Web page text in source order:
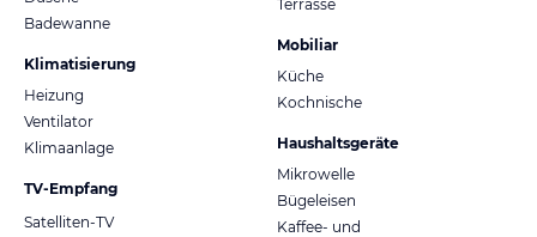
Badewanne
Klimatisierung
Heizung
Ventilator
Klimaanlage
TV-Empfang
Satelliten-TV
Terrasse
Mobiliar
Küche
Kochnische
Haushaltsgeräte
Mikrowelle
Bügeleisen
Kaffee- und